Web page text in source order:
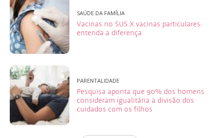
SAÚDE DA FAMÍLIA
Vacinas no SUS X vacinas particulares:
entenda a diferença
PARENTALIDADE
Pesquisa aponta que 90% dos homens
consideram igualitária a divisão dos
cuidados com os filhos